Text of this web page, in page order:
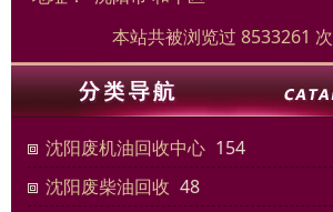
本站共被浏览过 8533261 次
沈阳废机油回收中心 154
沈阳废柴油回收 48